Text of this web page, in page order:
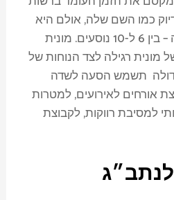
כמו השם שלה, אולם היא
מכילה יותר ממונית רגילה – בין 6 ל-10 נוסעים. מונית
מונית רגילה לצד הנוחות של
תשמש הסעה לשדה
אורחים לאירועים, למטרות
למסיבת רווקות, לקבוצת